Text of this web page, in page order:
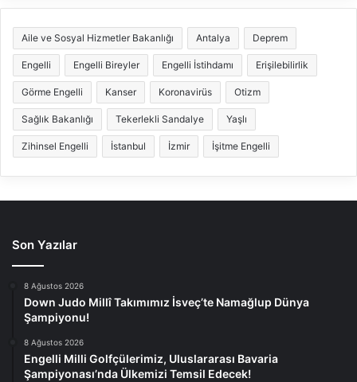
Aile ve Sosyal Hizmetler Bakanlığı Antalya Deprem
Engelli Engelli Bireyler Engelli İstihdamı Erişilebilirlik
Görme Engelli Kanser Koronavirüs Otizm
Sağlık Bakanlığı Tekerlekli Sandalye Yaşlı
Zihinsel Engelli İstanbul İzmir İşitme Engelli
Son Yazılar
8 Ağustos 2026
Down Judo Millî Takımımız İsveç’te Namağlup Dünya
Şampiyonu!
8 Ağustos 2026
Engelli Milli Golfçülerimiz, Uluslararası Bavaria
Şampiyonası’nda Ülkemizi Temsil Edecek!